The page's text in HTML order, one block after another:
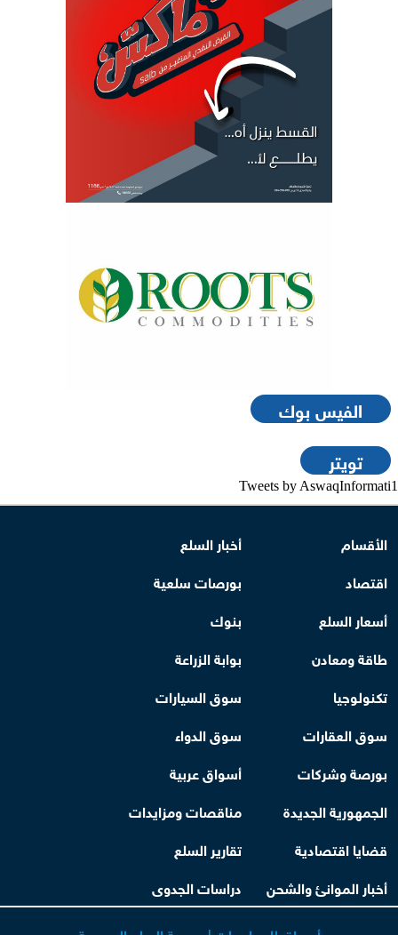
الفيس بوك
تويتر
Tweets by AswaqInformati1
الأقسام
أخبار السلع
اقتصاد
بورصات سلعية
أسعار السلع
بنوك
طاقة ومعادن
بوابة الزراعة
تكنولوجيا
سوق السيارات
سوق العقارات
سوق الدواء
بورصة وشركات
أسواق عربية
الجمهورية الجديدة
مناقصات ومزايدات
قضايا اقتصادية
تقارير السلع
أخبار الموانئ والشحن
دراسات الجدوى